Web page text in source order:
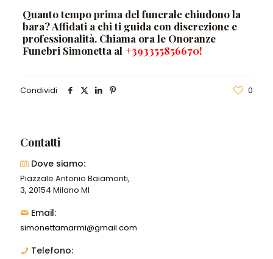
Quanto tempo prima del funerale chiudono la
bara? Affidati a chi ti guida con discrezione e
professionalità. Chiama ora le Onoranze
Funebri Simonetta al +393355856670!
Condividi 0
Contatti
Dove siamo:
Piazzale Antonio Baiamonti,
3, 20154 Milano MI
Email:
simonettamarmi@gmail.com
Telefono: